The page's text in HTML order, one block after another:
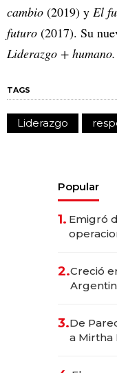
cambio (2019) y El
futuro (2017). Su
Liderazgo + humano.
TAGS
Liderazgo
Popular
1. Emigró
2.Creció
las
3.De
a Mirtha